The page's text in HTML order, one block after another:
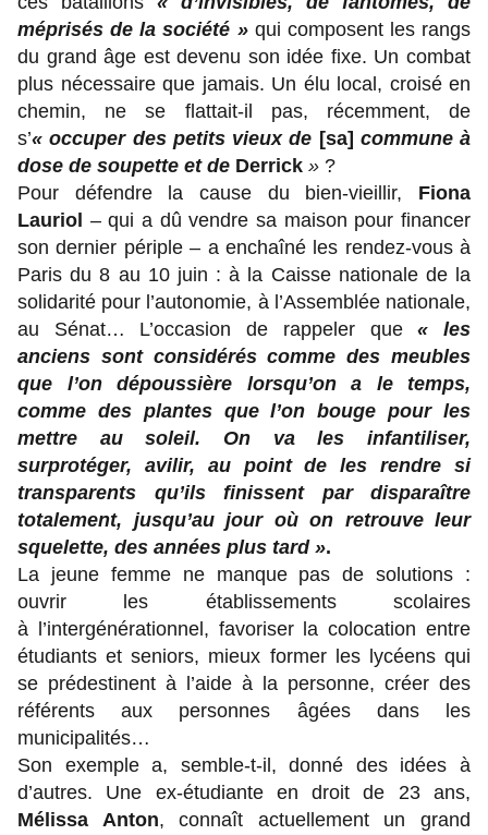
méprisés de la société »qui composent les rangs
du grand âge est devenu son idée fixe. Un combat
plus nécessaire que jamais. Un élu local, croisé en
chemin, ne se flattait-il pas, récemment, de
s’« occuper des petits vieux de [sa] commune à
dose de soupette et de Derrick » ?
Pour défendre la cause du bien-vieillir, Fiona
Lauriol – qui a dû vendre sa maison pour financer
son dernier périple – a enchaîné les rendez-vous à
Paris du 8 au 10 juin : à la Caisse nationale de la
solidarité pour l’autonomie, à l’Assemblée nationale,
au Sénat… L’occasion de rappeler que« les
anciens sont considérés comme des meubles
que l’on dépoussière lorsqu’on a le temps,
comme des plantes que l’on bouge pour les
mettre au soleil. On va les infantiliser,
surprotéger, avilir, au point de les rendre si
transparents qu’ils finissent par disparaître
totalement, jusqu’au jour où on retrouve leur
squelette, des années plus tard ».
La jeune femme ne manque pas de solutions :
ouvrir les établissements scolaires
à l’intergénérationnel, favoriser la colocation entre
étudiants et seniors, mieux former les lycéens qui
se prédestinent à l’aide à la personne, créer des
référents aux personnes âgées dans les
municipalités…
Son exemple a, semble-t-il, donné des idées à
d’autres. Une ex-étudiante en droit de 23 ans,
Mélissa Anton, connaît actuellement un grand